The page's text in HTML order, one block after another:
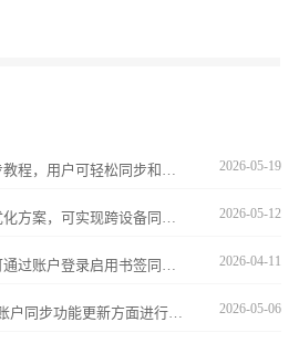
2026-05-19
2026-05-12
2026-04-11
2026-05-06